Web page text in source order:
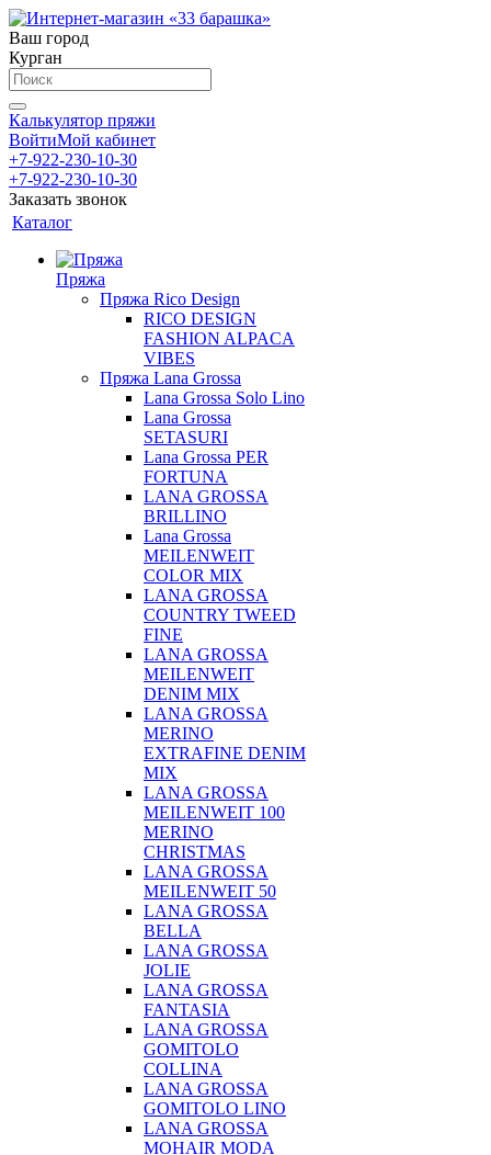
Ваш город
Курган
Калькулятор пряжи
ВойтиМой кабинет
+7-922-230-10-30
+7-922-230-10-30
Заказать звонок
Каталог
Пряжа
Пряжа Rico Design
RICO DESIGN
FASHION ALPACA
VIBES
Пряжа Lana Grossa
Lana Grossa Solo Lino
Lana Grossa
SETASURI
Lana Grossa PER
FORTUNA
LANA GROSSA
BRILLINO
Lana Grossa
MEILENWEIT
COLOR MIX
LANA GROSSA
COUNTRY TWEED
FINE
LANA GROSSA
MEILENWEIT
DENIM MIX
LANA GROSSA
MERINO
EXTRAFINE DENIM
MIX
LANA GROSSA
MEILENWEIT 100
MERINO
CHRISTMAS
LANA GROSSA
MEILENWEIT 50
LANA GROSSA
BELLA
LANA GROSSA
JOLIE
LANA GROSSA
FANTASIA
LANA GROSSA
GOMITOLO
COLLINA
LANA GROSSA
GOMITOLO LINO
LANA GROSSA
MOHAIR MODA